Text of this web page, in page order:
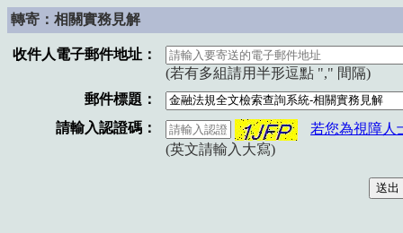
轉寄：相關實務見解
收件人電子郵件地址：
(若有多組請用半形逗點 "," 間隔)
郵件標題：
請輸入認證碼：
若您為視障人
(英文請輸入大寫)